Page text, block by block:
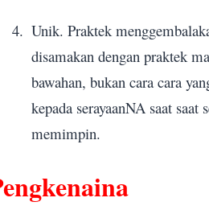
4. Unik. Praktek
disamakan dengan praktek
bawahan, bukan cara cara
kepada serayaanNA saat saat
memimpin.